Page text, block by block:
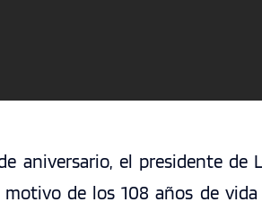
aniversario, el presidente de
motivo de los 108 años de